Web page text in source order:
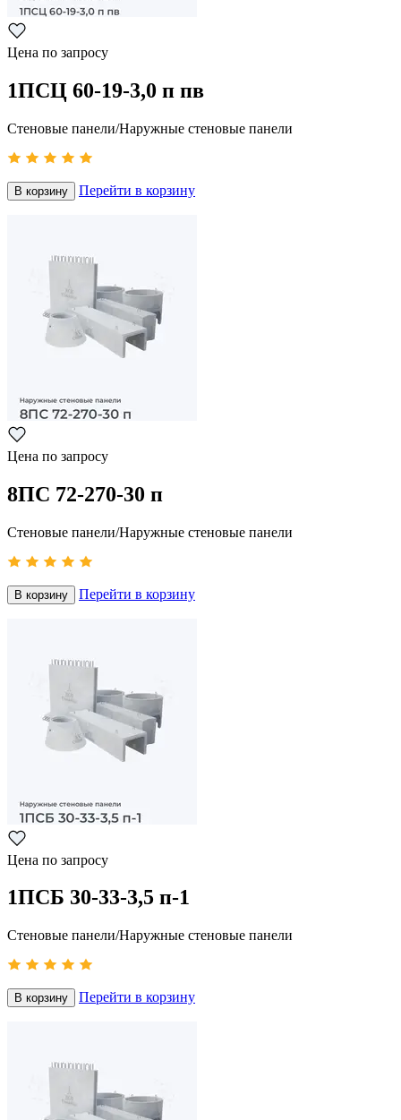
Цена по запросу
1ПСЦ 60-19-3,0 п пв
Стеновые панели/Наружные стеновые панели
В корзину Перейти в корзину
Цена по запросу
8ПС 72-270-30 п
Стеновые панели/Наружные стеновые панели
В корзину Перейти в корзину
Цена по запросу
1ПСБ 30-33-3,5 п-1
Стеновые панели/Наружные стеновые панели
В корзину Перейти в корзину